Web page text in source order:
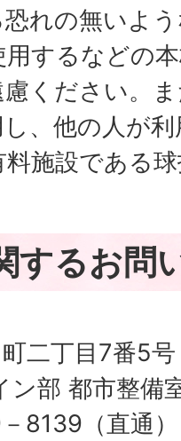
れの無いよ
するなどの
ください。
、他の人が
施設である
するお問
二丁目7番5号
ン部 都市整備
8139（直通）